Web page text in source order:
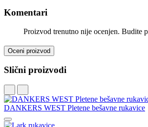
Komentari
Proizvod trenutno nije ocenjen. Budite
Oceni proizvod
Slični proizvodi
DANKERS WEST Pletene bešavne rukavice